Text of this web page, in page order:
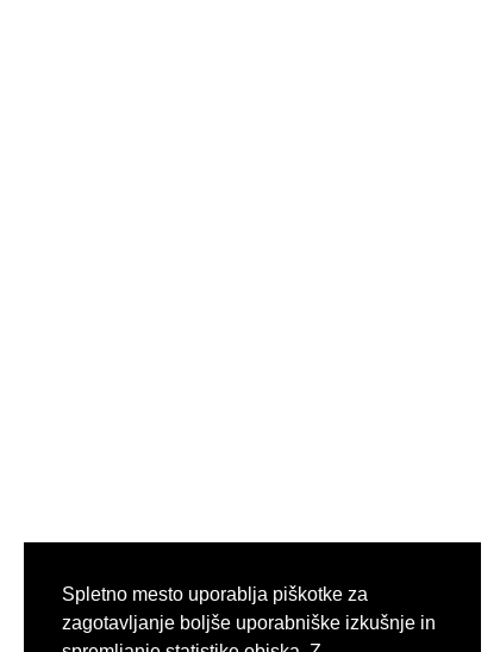
Spletno mesto uporablja piškotke za
zagotavljanje boljše uporabniške izkušnje in